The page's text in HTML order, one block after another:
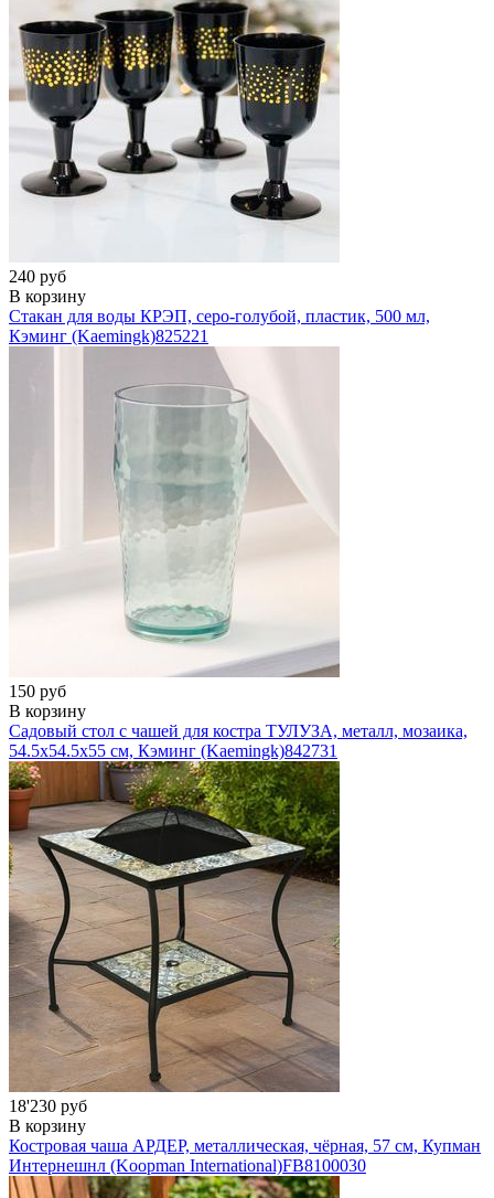
240 руб
В корзину
Стакан для воды КРЭП, серо-голубой, пластик, 500 мл,
Кэминг (Kaemingk)825221
150 руб
В корзину
Садовый стол с чашей для костра ТУЛУЗА, металл, мозаика,
54.5x54.5x55 см, Кэминг (Kaemingk)842731
18'230 руб
В корзину
Костровая чаша АРДЕР, металлическая, чёрная, 57 см, Купман
Интернешнл (Koopman International)FB8100030